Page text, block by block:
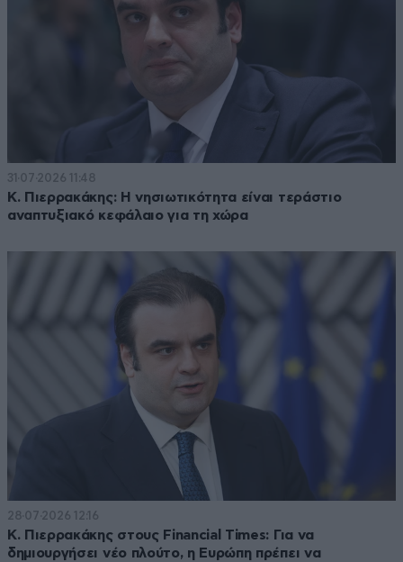
31·07·2026 11:48
Κ. Πιερρακάκης: Η νησιωτικότητα είναι τεράστιο
αναπτυξιακό κεφάλαιο για τη χώρα
28·07·2026 12:16
Κ. Πιερρακάκης στους Financial Times: Για να
δημιουργήσει νέο πλούτο, η Ευρώπη πρέπει να